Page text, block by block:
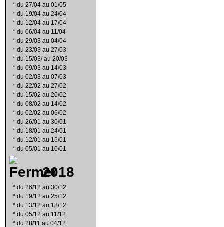
* du 27/04 au 01/05
* du 19/04 au 24/04
* du 12/04 au 17/04
* du 06/04 au 11/04
* du 29/03 au 04/04
* du 23/03 au 27/03
* du 15/03/ au 20/03
* du 09/03 au 14/03
* du 02/03 au 07/03
* du 22/02 au 27/02
* du 15/02 au 20/02
* du 08/02 au 14/02
* du 02/02 au 06/02
* du 26/01 au 30/01
* du 18/01 au 24/01
* du 12/01 au 16/01
* du 05/01 au 10/01
2018
* du 26/12 au 30/12
* du 19/12 au 25/12
* du 13/12 au 18/12
* du 05/12 au 11/12
* du 28/11 au 04/12